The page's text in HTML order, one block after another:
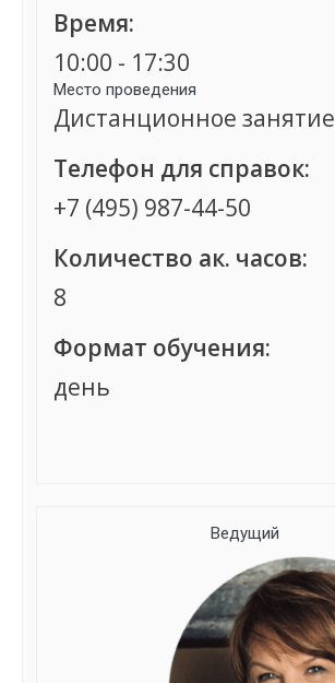
Время:
10:00 - 17:30
Место проведения
Дистанционное занятие
Телефон для справок:
+7 (495) 987-44-50
Количество ак. часов:
8
Формат обучения:
день
Ведущий